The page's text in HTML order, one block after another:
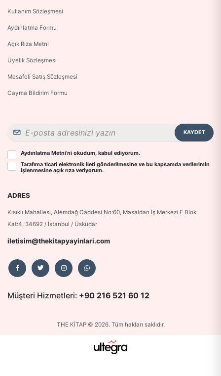
Kullanım Sözleşmesi
Aydınlatma Formu
Açık Rıza Metni
Üyelik Sözleşmesi
Mesafeli Satış Sözleşmesi
Cayma Bildirim Formu
KAYDET
Aydınlatma Metni’ni okudum, kabul ediyorum.
Tarafıma ticari elektronik ileti gönderilmesine ve bu kapsamda verilerimin
işlenmesine açık rıza veriyorum.
ADRES
Kısıklı Mahallesi, Alemdağ Caddesi No:60, Masaldan İş Merkezi F Blok
Kat:4, 34692 / İstanbul / Üsküdar
iletisim@thekitapyayinlari.com
Müşteri Hizmetleri: +90 216 521 60 12
THE KİTAP © 2026. Tüm hakları saklıdır.